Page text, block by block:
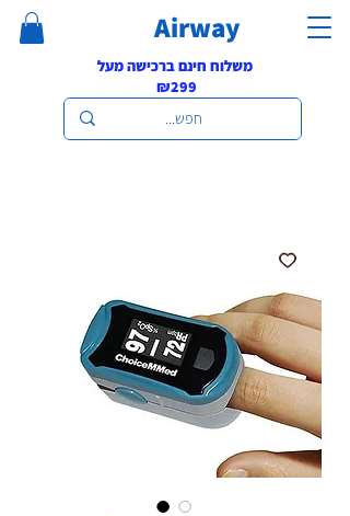
Airway
משלוח חינם ברכישה מעל
₪299